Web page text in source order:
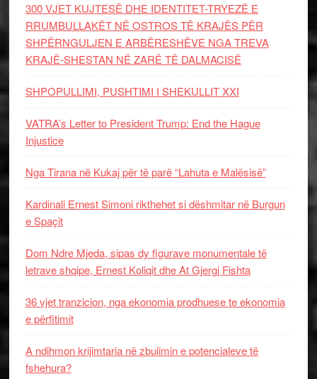
300 VJET KUJTESË DHE IDENTITET-TRYEZË E
RRUMBULLAKËT NË OSTROS TË KRAJËS PËR
SHPËRNGULJEN E ARBËRESHËVE NGA TREVA
KRAJË-SHESTAN NË ZARË TË DALMACISË
SHPOPULLIMI, PUSHTIMI I SHEKULLIT XXI
VATRA’s Letter to President Trump: End the Hague
Injustice
Nga Tirana në Kukaj për të parë “Lahuta e Malësisë”
Kardinali Ernest Simoni rikthehet si dëshmitar në Burgun
e Spaçit
Dom Ndre Mjeda, sipas dy figurave monumentale të
letrave shqipe, Ernest Koliqit dhe At Gjergj Fishta
36 vjet tranzicion, nga ekonomia prodhuese te ekonomia
e përfitimit
A ndihmon krijimtaria në zbulimin e potencialeve të
fshehura?